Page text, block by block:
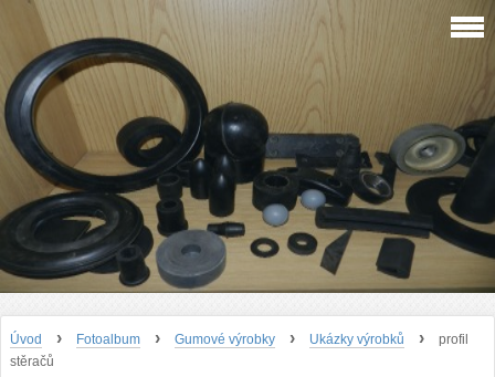
Úvod › Fotoalbum › Gumové výrobky › Ukázky výrobků ›
profil
stěračů